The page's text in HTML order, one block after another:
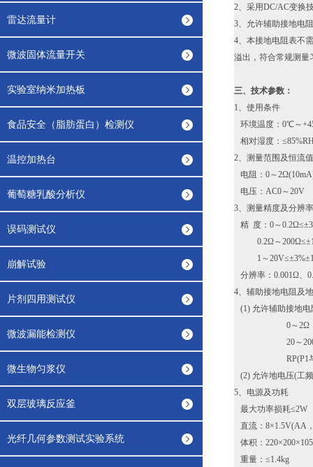
雷达流量计
微波固体流量开关
实验室纳米加热板
食品安全（脂肪蛋白）检测仪
温控加热台
葡萄糖乳酸分析仪
误码测试仪
崩解试验
片剂四用测试仪
微波漏能检测仪
微生物匀浆仪
双层玻璃反应釜
光纤几何参数测试实验系统
2、采用DC/AC变换
3、允许辅助接地电
4、本接地电阻表不
溢出，符合常规测量
三、技术参数：
1、使用条件
环境温度：0℃～
相对湿度：
2、测量范围及恒流
电阻：0～
电压：AC0～20V
3、测量精度及分辨率
精 度：0～
0.2Ω～
1～
分辨率：0.001Ω、
4、辅助接地电阻及
(1) 允许辅助接地电
0～2Ω，2
20～
RP(P1与P2之
(2) 允许地电压(工
5、电源及功耗
最大功率损耗≤2W
直流：8×1.5V(AA
体积：
重量：≤1.4kg